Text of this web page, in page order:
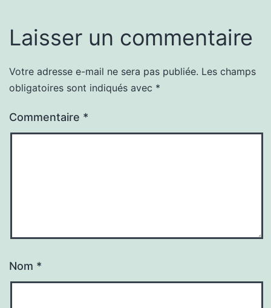
Laisser un commentaire
Votre adresse e-mail ne sera pas publiée. Les champs
obligatoires sont indiqués avec *
Commentaire *
Nom *